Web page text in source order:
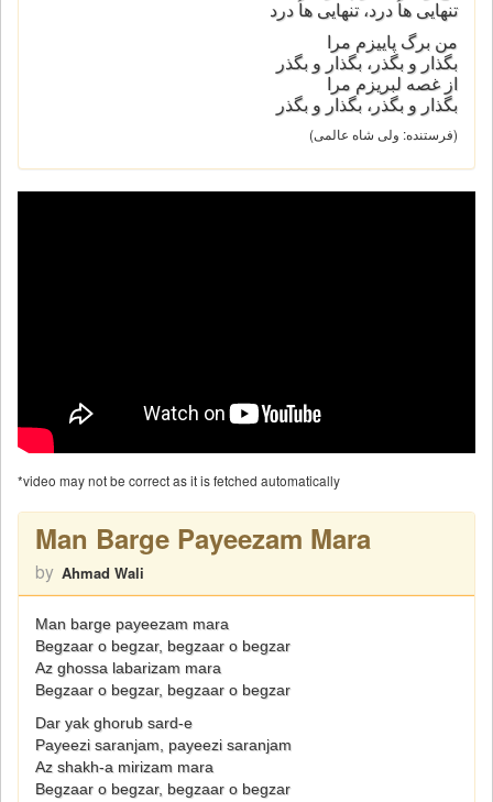
تنهایی هاُ درد، تنهایی هاُ درد
من برگ پاییزم مرا
بگذار و بگذر، بگذار و بگذر
از غصه لبریزم مرا
بگذار و بگذر، بگذار و بگذر
(فرستنده: ولی شاه عالمی)
*video may not be correct as it is fetched automatically
Man Barge Payeezam Mara
by Ahmad Wali
Man barge payeezam mara
Begzaar o begzar, begzaar o begzar
Az ghossa labarizam mara
Begzaar o begzar, begzaar o begzar
Dar yak ghorub sard-e
Payeezi saranjam, payeezi saranjam
Az shakh-a mirizam mara
Begzaar o begzar, begzaar o begzar